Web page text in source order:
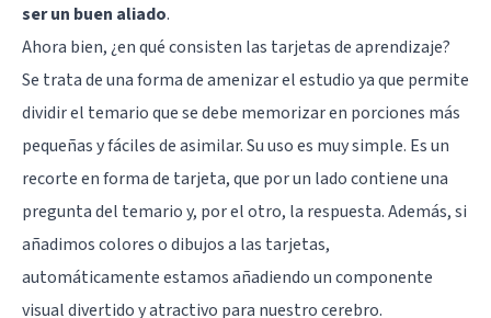
ser un buen aliado.
Ahora bien, ¿en qué consisten las tarjetas de aprendizaje?
Se trata de una forma de amenizar el estudio ya que permite
dividir el temario que se debe memorizar en porciones más
pequeñas y fáciles de asimilar. Su uso es muy simple. Es un
recorte en forma de tarjeta, que por un lado contiene una
pregunta del temario y, por el otro, la respuesta. Además, si
añadimos colores o dibujos a las tarjetas,
automáticamente estamos añadiendo un componente
visual divertido y atractivo para nuestro cerebro.